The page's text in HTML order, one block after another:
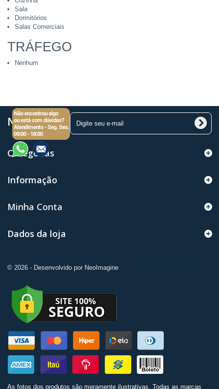
Sala
Dormitórios
Salas Comerciais
TRÁFEGO
Nenhum
Newsletter
Categorias
Informação
© 2026 - Desenvolvido por NeoImagine
Minha Conta
Dados da loja
As fotos dos produtos são meramente ilustrativas. Todas as marcas